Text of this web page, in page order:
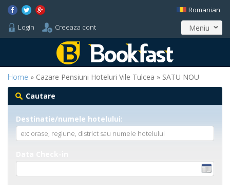
Login Creeaza cont
Romanian
Meniu
Home » Cazare Pensiuni Hoteluri Vile Tulcea » SATU NOU
Cautare
Destinatie/numele hotelului: